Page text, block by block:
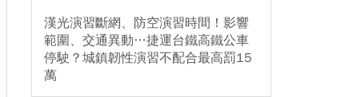
漢光演習斷網、防空演習時間！影響
範圍、交通異動…捷運台鐵高鐵公車
停駛？城鎮韌性演習不配合最高罰15
萬